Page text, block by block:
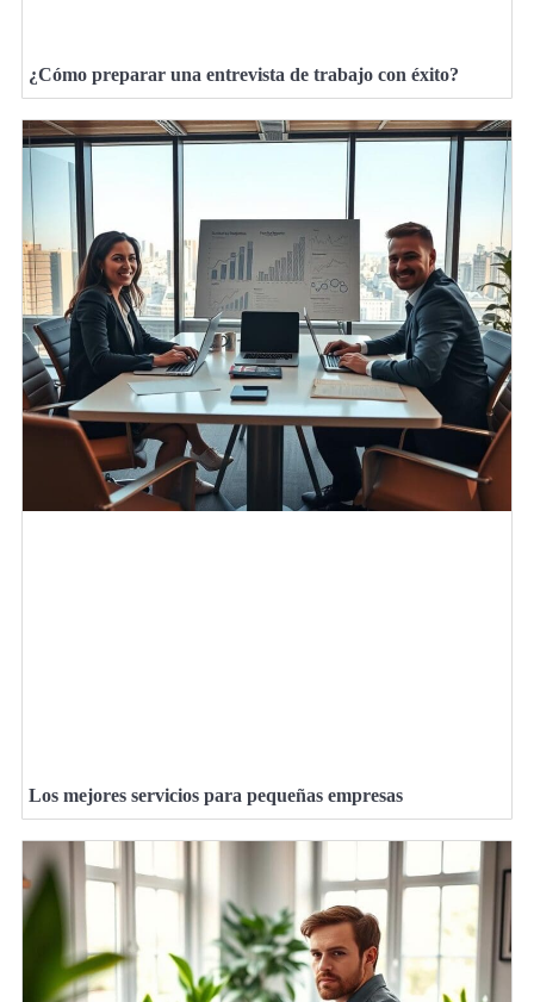
¿Cómo preparar una entrevista de trabajo con éxito?
Los mejores servicios para pequeñas empresas